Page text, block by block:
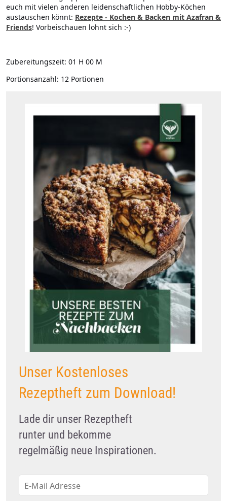
euch mit vielen anderen leidenschaftlichen Hobby-Köchen
austauschen könnt: Rezepte - Kochen & Backen mit Azafran &
Friends! Vorbeischauen lohnt sich :-)
Zubereitungszeit: 01 H 00 M
Portionsanzahl: 12 Portionen
Unser Kostenloses
Rezeptheft zum Download!
Lade dir unser Rezeptheft
runter und bekomme
regelmäßig neue Inspirationen.